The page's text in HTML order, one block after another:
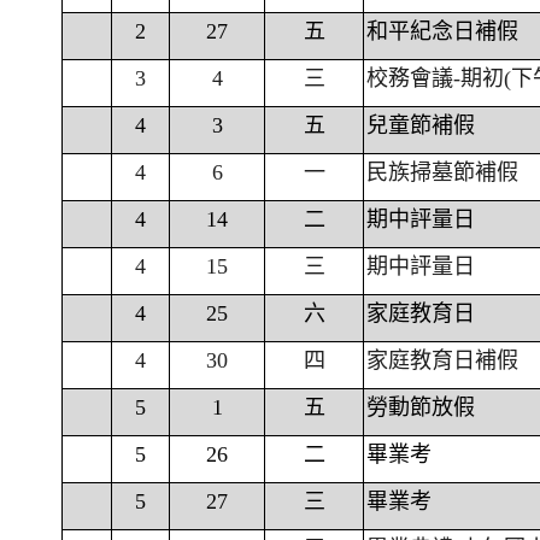
2 27 五
和平紀念日補假
3
4 三
校務會議-期初(下
4
3 五
兒童節補假
4
6 一
民族掃墓節補假
4
14 二
期中評量日
4
15 三
期中評量日
4
25 六
家庭教育日
4
30 四
家庭教育日補假
5
1 五
勞動節放假
5
26 二
畢業考
5
27 三
畢業考